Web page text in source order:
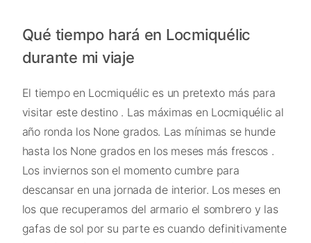
Qué tiempo hará en Locmiquélic
durante mi viaje
El tiempo en Locmiquélic es un pretexto más para
visitar este destino . Las máximas en Locmiquélic al
año ronda los None grados. Las mínimas se hunde
hasta los None grados en los meses más frescos .
Los inviernos son el momento cumbre para
descansar en una jornada de interior. Los meses en
los que recuperamos del armario el sombrero y las
gafas de sol por su parte es cuando definitivamente